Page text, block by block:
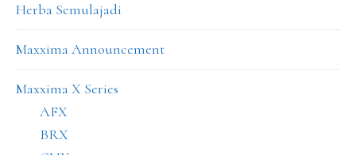
Herba Semulajadi
Maxxima Announcement
Maxxima X Series
AFX
BRX